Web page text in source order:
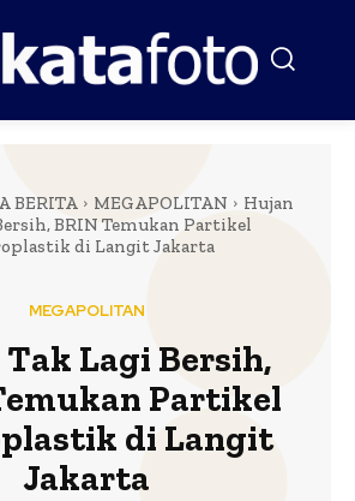
BERITA MEGAPOLITAN
Hujan
BRIN Temukan Partikel
di Langit Jakarta
MEGAPOLITAN
Lagi Bersih,
Partikel
di Langit
Jakarta